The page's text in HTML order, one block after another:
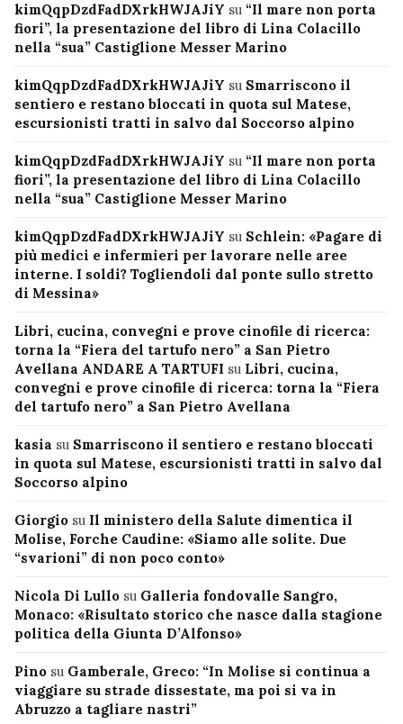
kimQqpDzdFadDXrkHWJAJiY su “Il mare non porta
fiori”, la presentazione del libro di Lina Colacillo
nella “sua” Castiglione Messer Marino
kimQqpDzdFadDXrkHWJAJiY su Smarriscono il
sentiero e restano bloccati in quota sul Matese,
escursionisti tratti in salvo dal Soccorso alpino
kimQqpDzdFadDXrkHWJAJiY su “Il mare non porta
fiori”, la presentazione del libro di Lina Colacillo
nella “sua” Castiglione Messer Marino
kimQqpDzdFadDXrkHWJAJiY su Schlein: «Pagare di
più medici e infermieri per lavorare nelle aree
interne. I soldi? Togliendoli dal ponte sullo stretto
di Messina»
Libri, cucina, convegni e prove cinofile di ricerca:
torna la “Fiera del tartufo nero” a San Pietro
Avellana ANDARE A TARTUFI su Libri, cucina,
convegni e prove cinofile di ricerca: torna la “Fiera
del tartufo nero” a San Pietro Avellana
kasia su Smarriscono il sentiero e restano bloccati
in quota sul Matese, escursionisti tratti in salvo dal
Soccorso alpino
Giorgio su Il ministero della Salute dimentica il
Molise, Forche Caudine: «Siamo alle solite. Due
“svarioni” di non poco conto»
Nicola Di Lullo su Galleria fondovalle Sangro,
Monaco: «Risultato storico che nasce dalla stagione
politica della Giunta D’Alfonso»
Pino su Gamberale, Greco: “In Molise si continua a
viaggiare su strade dissestate, ma poi si va in
Abruzzo a tagliare nastri”